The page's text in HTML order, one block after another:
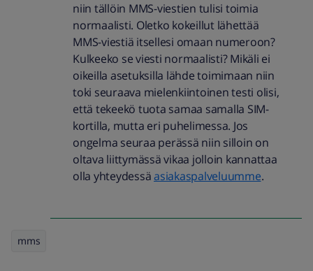
niin tällöin MMS-viestien tulisi toimia
normaalisti. Oletko kokeillut lähettää
MMS-viestiä itsellesi omaan numeroon?
Kulkeeko se viesti normaalisti? Mikäli ei
oikeilla asetuksilla lähde toimimaan niin
toki seuraava mielenkiintoinen testi olisi,
että tekeekö tuota samaa samalla SIM-
kortilla, mutta eri puhelimessa. Jos
ongelma seuraa perässä niin silloin on
oltava liittymässä vikaa jolloin kannattaa
olla yhteydessäasiakaspalveluumme.
mms